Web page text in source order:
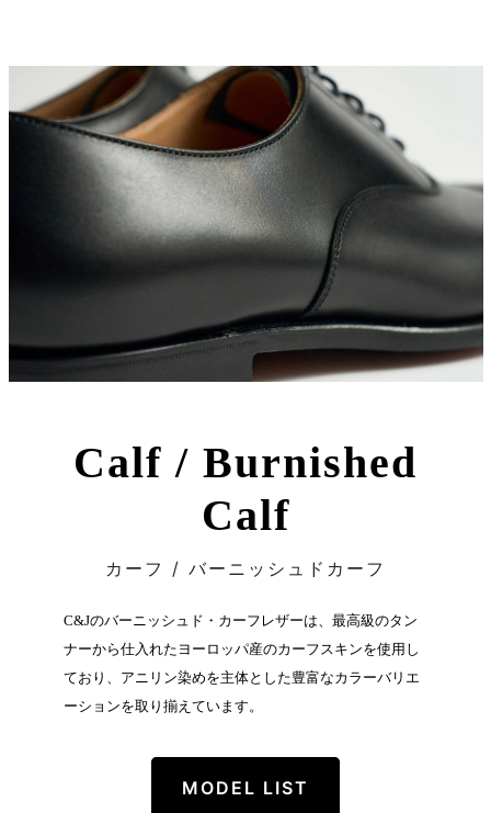
Calf / Burnished
Calf
カーフ / バーニッシュドカーフ
C&Jのバーニッシュド・カーフレザーは、最高級のタン
ナーから仕入れたヨーロッパ産のカーフスキンを使用し
ており、アニリン染めを主体とした豊富なカラーバリエ
ーションを取り揃えています。
MODEL LIST